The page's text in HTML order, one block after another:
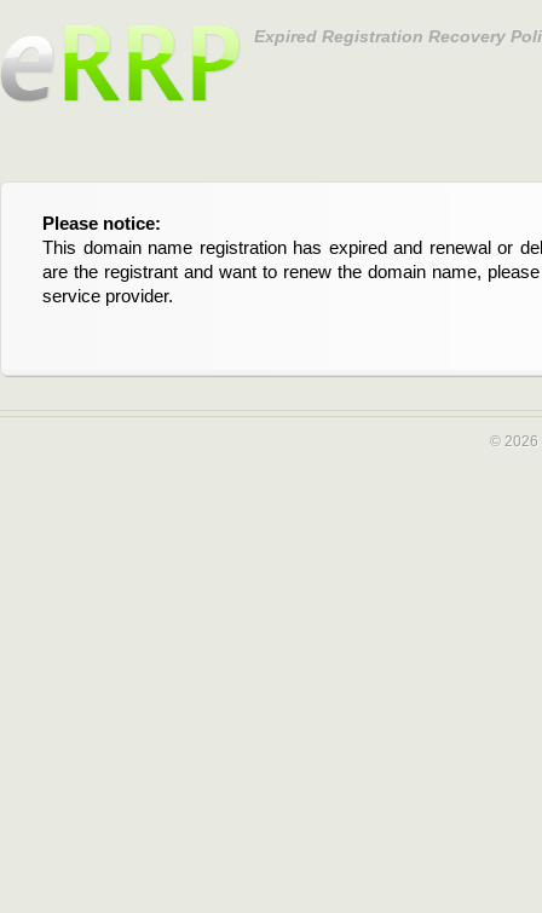
Expired Registration Recovery
Please notice:
This domain name registration has expired and renewal or
are the registrant and want to renew the domain name,
service provider.
Bitte beachten Sie:
Diese Domainregistrierung ist abgelaufen und die
Domain stehen an. Wenn Sie der Registrant sind und
verlängern möchten, kontaktieren Sie bitte Ihren Service-
© 2026